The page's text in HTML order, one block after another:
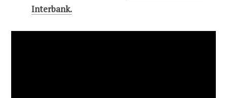
Interbank.